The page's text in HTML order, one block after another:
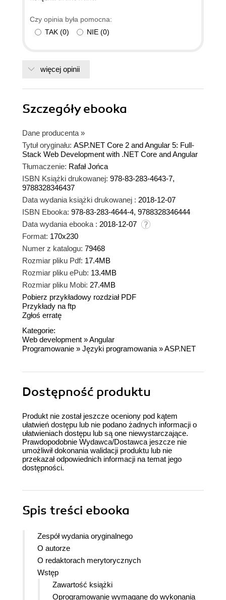
Czy opinia była pomocna:
TAK (0) NIE (0)
więcej opinii
Szczegółyebooka
Dane producenta »
Tytuł oryginału: ASP.NET Core 2 and Angular 5: Full-
Stack Web Development with .NET Core and Angular
Tłumaczenie: Rafał Jońca
ISBN Książki drukowanej: 978-83-283-4643-7,
9788328346437
Data wydania książki drukowanej : 2018-12-07
ISBN Ebooka: 978-83-283-4644-4, 9788328346444
Data wydania ebooka : 2018-12-07
Format: 170x230
Numer z katalogu: 79468
Rozmiar pliku Pdf: 17.4MB
Rozmiar pliku ePub: 13.4MB
Rozmiar pliku Mobi: 27.4MB
Pobierz przykładowy rozdział PDF
Przykłady na ftp
Zgłoś erratę
Kategorie:
Web development »Angular
Programowanie » Języki programowania »ASP.NET
Dostępność produktu
Produkt nie został jeszcze oceniony pod kątem
ułatwień dostępu lub nie podano żadnych informacji o
ułatwieniach dostępu lub są one niewystarczające.
Prawdopodobnie Wydawca/Dostawca jeszcze nie
umożliwił dokonania walidacji produktu lub nie
przekazał odpowiednich informacji na temat jego
dostępności.
Spis treści ebooka
Zespół wydania oryginalnego
O autorze
O redaktorach merytorycznych
Wstęp
Zawartość książki
Oprogramowanie wymagane do wykonania